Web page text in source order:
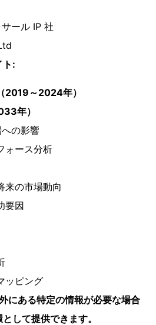
ール IP 社
ト:
2019～2024年）
年）
の影響
ォース分析
来の市場動向
要因
ッピング
にある特定の情報が必要な場合
して提供できます。